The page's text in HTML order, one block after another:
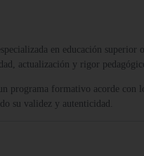
en educación superior
actualización y rigor
formativo acorde con
su validez y autenticidad.